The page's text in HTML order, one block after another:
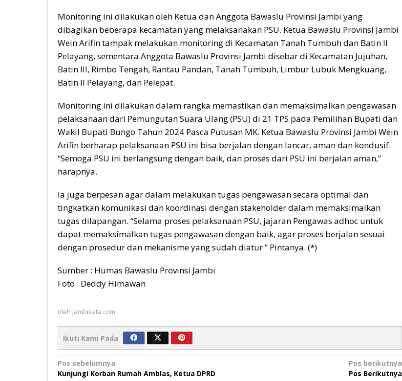
Monitoring ini dilakukan oleh Ketua dan Anggota Bawaslu Provinsi Jambi yang
dibagikan beberapa kecamatan yang melaksanakan PSU. Ketua Bawaslu Provinsi Jambi
Wein Arifin tampak melakukan monitoring di Kecamatan Tanah Tumbuh dan Batin II
Pelayang, sementara Anggota Bawaslu Provinsi Jambi disebar di Kecamatan Jujuhan,
Batin III, Rimbo Tengah, Rantau Pandan, Tanah Tumbuh, Limbur Lubuk Mengkuang,
Batin II Pelayang, dan Pelepat.
Monitoring ini dilakukan dalam rangka memastikan dan memaksimalkan pengawasan
pelaksanaan dari Pemungutan Suara Ulang (PSU) di 21 TPS pada Pemilihan Bupati dan
Wakil Bupati Bungo Tahun 2024 Pasca Putusan MK. Ketua Bawaslu Provinsi Jambi Wein
Arifin berharap pelaksanaan PSU ini bisa berjalan dengan lancar, aman dan kondusif.
“Semoga PSU ini berlangsung dengan baik, dan proses dari PSU ini berjalan aman,”
harapnya.
Ia juga berpesan agar dalam melakukan tugas pengawasan secara optimal dan
tingkatkan komunikasi dan koordinasi dengan stakeholder dalam memaksimalkan
tugas dilapangan. “Selama proses pelaksanaan PSU, jajaran Pengawas adhoc untuk
dapat memaksimalkan tugas pengawasan dengan baik, agar proses berjalan sesuai
dengan prosedur dan mekanisme yang sudah diatur.” Pintanya. (*)
Sumber : Humas Bawaslu Provinsi Jambi
Foto : Deddy Himawan
oleh Jambikata.com
Ikuti Kami Pada
Navigasi
Pos sebelumnya
Kunjungi Korban Rumah Amblas, Ketua DPRD
Pos berikutnya
Pos Berikutnya